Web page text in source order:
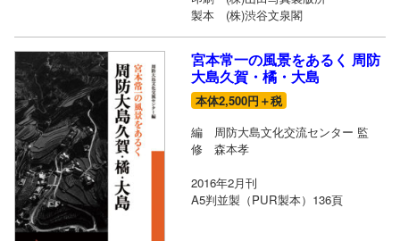
製本 (株)渋谷文泉閣
宮本常一の風景をあるく 周防
大島久賀・橘・大島
本体2,500円＋税
編 周防大島文化交流センター 監
修 森本孝
2016年2月刊
A5判並製（PUR製本）136頁